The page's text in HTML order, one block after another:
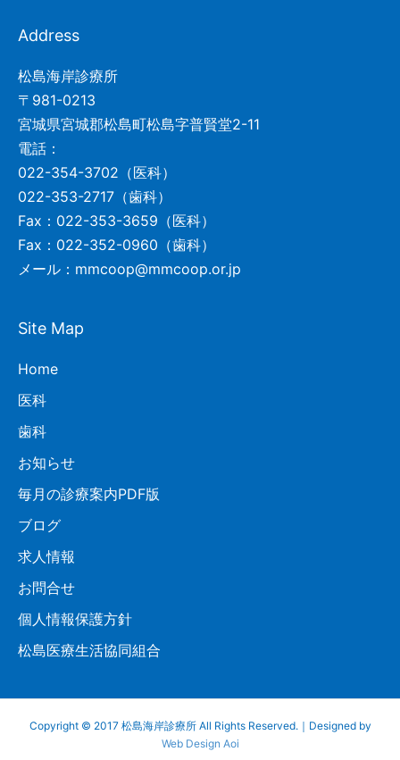
Address
松島海岸診療所
〒981-0213
宮城県宮城郡松島町松島字普賢堂2-11
電話：
022-354-3702（医科）
022-353-2717（歯科）
Fax：022-353-3659（医科）
Fax：022-352-0960（歯科）
メール：mmcoop@mmcoop.or.jp
Site Map
Home
医科
歯科
お知らせ
毎月の診療案内PDF版
ブログ
求人情報
お問合せ
個人情報保護方針
松島医療生活協同組合
Copyright © 2017 松島海岸診療所 All Rights Reserved.｜Designed by
Web Design Aoi